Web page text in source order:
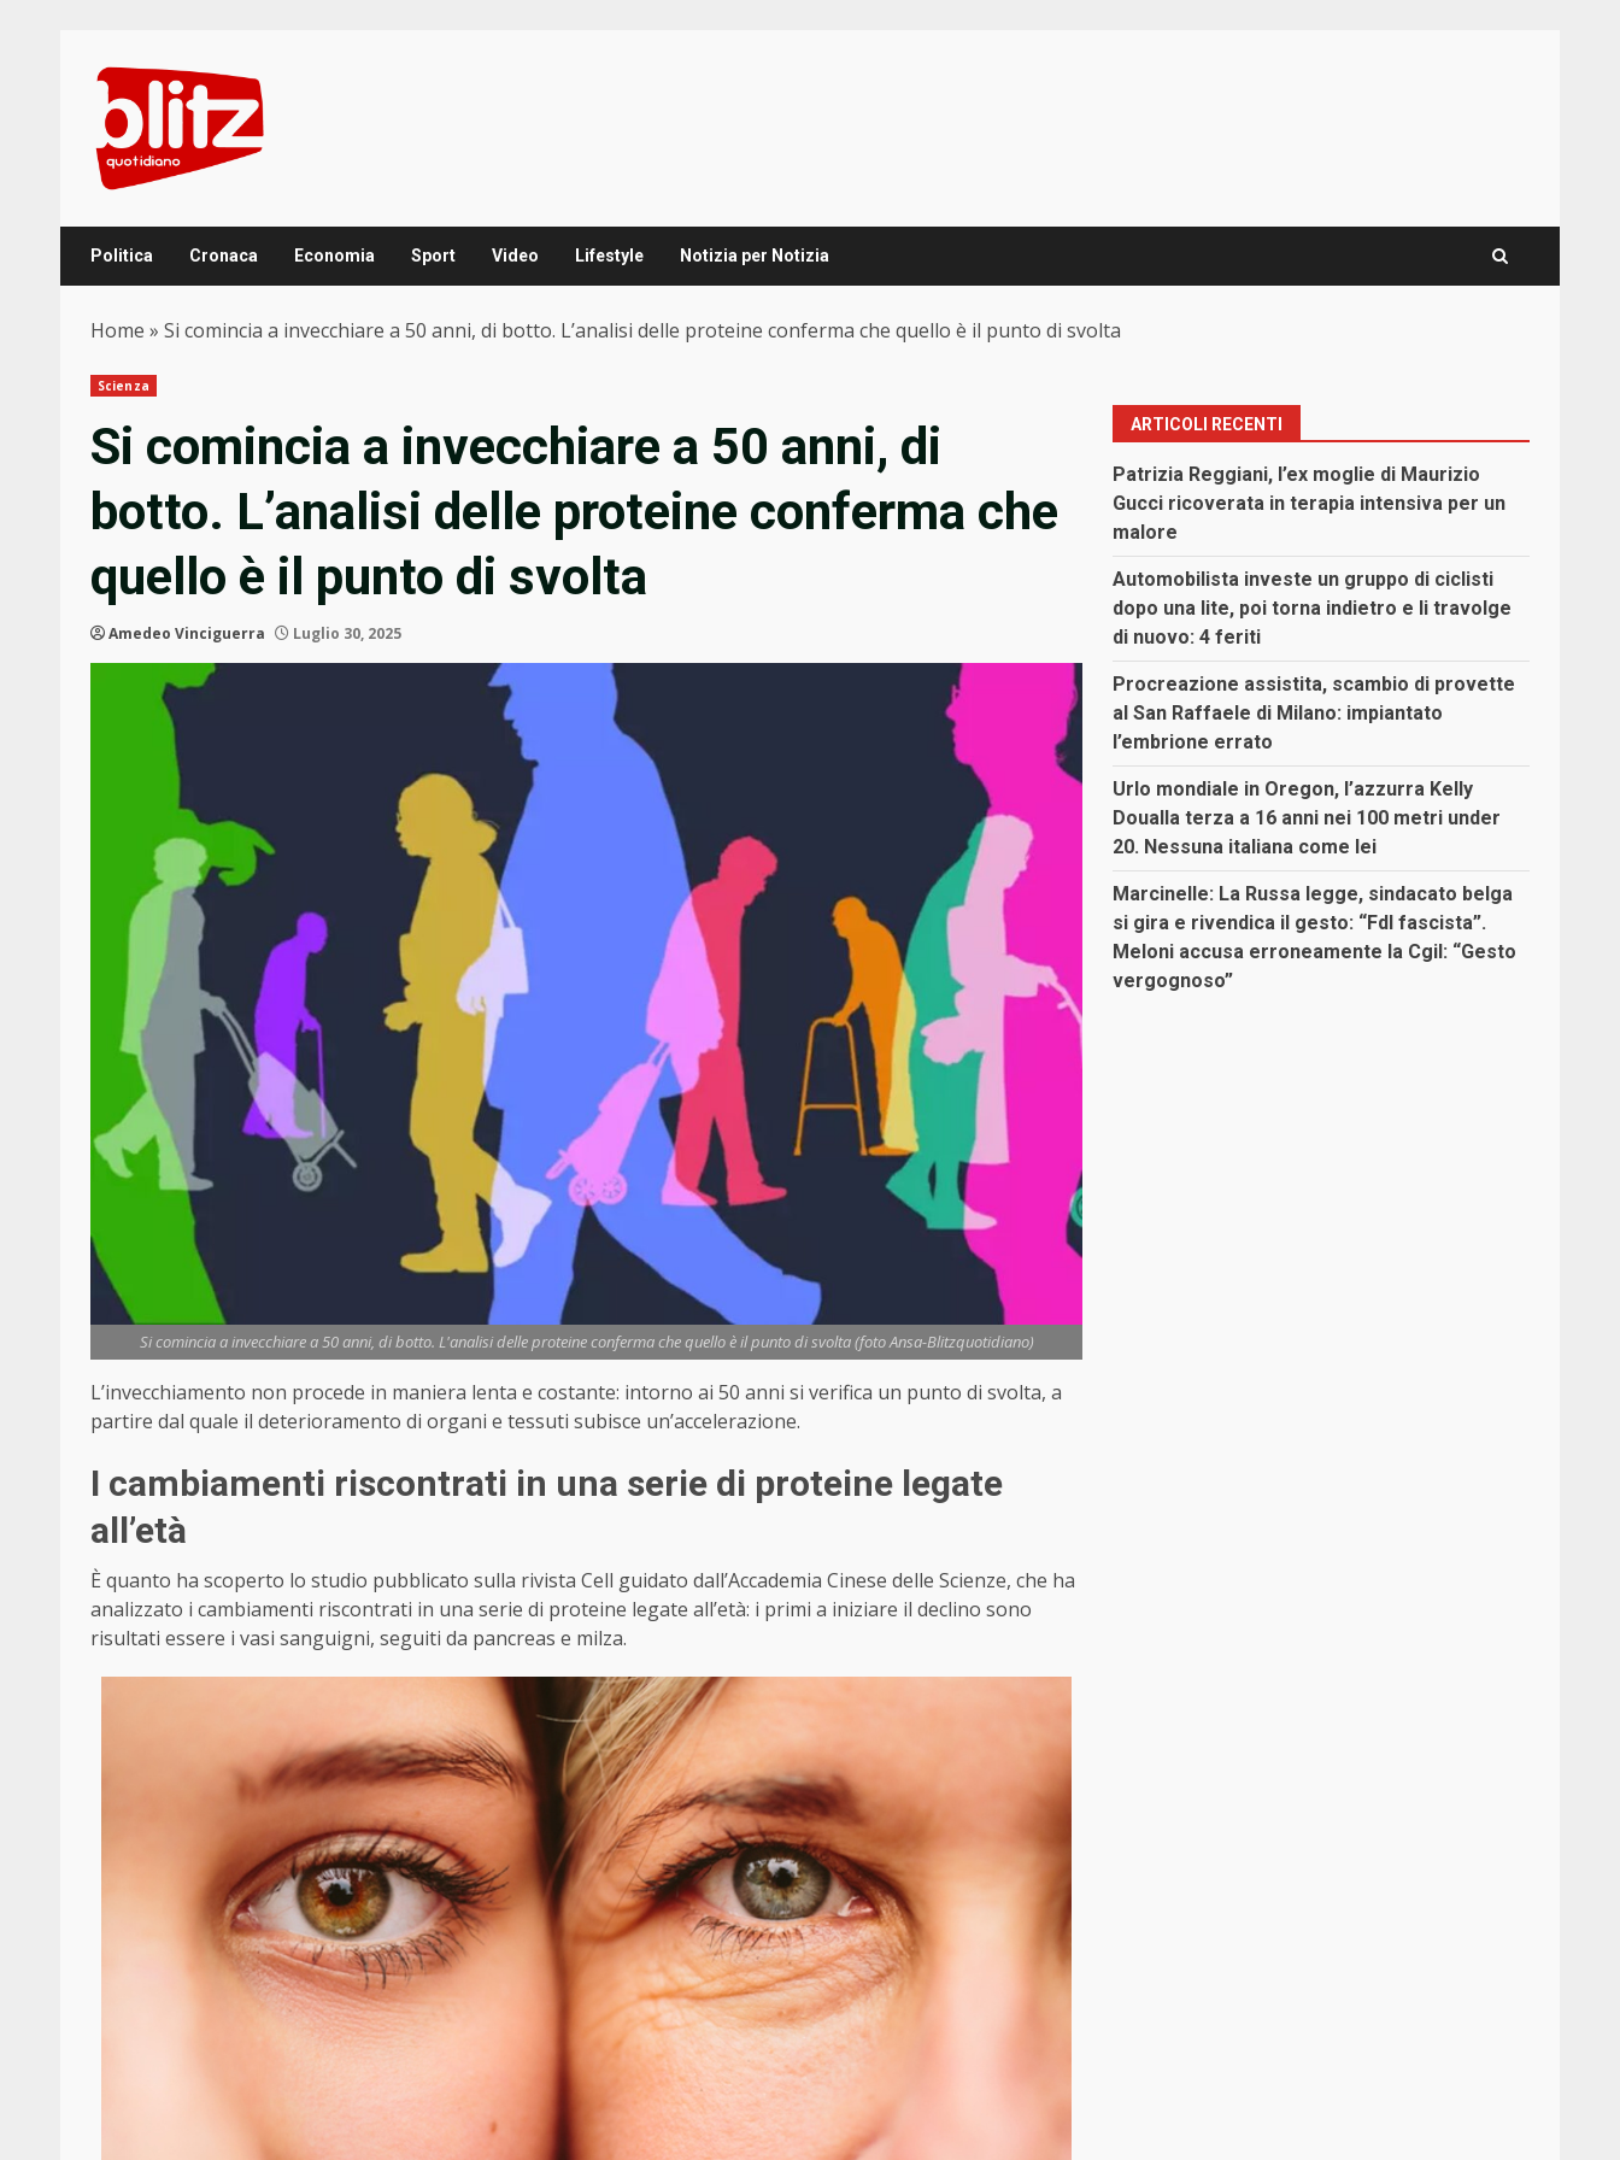
content
Politica Cronaca Economia Sport Video Lifestyle Notizia per Notizia
Home » Si comincia a invecchiare a 50 anni, di botto. L’analisi delle proteine conferma che quello è il punto di svolta
Scienza
Si comincia a invecchiare a 50 anni, di
botto. L’analisi delle proteine conferma che
quello è il punto di svolta
Amedeo Vinciguerra Luglio 30, 2025
Si comincia a invecchiare a 50 anni, di botto. L'analisi delle proteine conferma che quello è il punto di svolta (foto Ansa-Blitzquotidiano)
L’invecchiamento non procede in maniera lenta e costante: intorno ai 50 anni si verifica un punto di svolta, a
partire dal quale il deterioramento di organi e tessuti subisce un’accelerazione.
I cambiamenti riscontrati in una serie di proteine legate
all’età
È quanto ha scoperto lo studio pubblicato sulla rivista Cell guidato dall’Accademia Cinese delle Scienze, che ha
analizzato i cambiamenti riscontrati in una serie di proteine legate all’età: i primi a iniziare il declino sono
risultati essere i vasi sanguigni, seguiti da pancreas e milza.
ARTICOLI RECENTI
Patrizia Reggiani, l’ex moglie di Maurizio
Gucci ricoverata in terapia intensiva per un
malore
Automobilista investe un gruppo di ciclisti
dopo una lite, poi torna indietro e li travolge
di nuovo: 4 feriti
Procreazione assistita, scambio di provette
al San Raffaele di Milano: impiantato
l’embrione errato
Urlo mondiale in Oregon, l’azzurra Kelly
Doualla terza a 16 anni nei 100 metri under
20. Nessuna italiana come lei
Marcinelle: La Russa legge, sindacato belga
si gira e rivendica il gesto: “FdI fascista”.
Meloni accusa erroneamente la Cgil: “Gesto
vergognoso”